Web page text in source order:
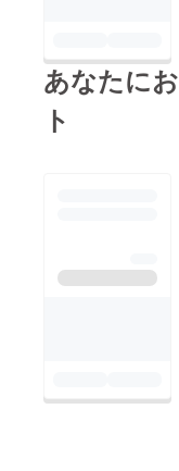
あなたに
ト